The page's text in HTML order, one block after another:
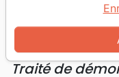
Mais délivre-
Traité de